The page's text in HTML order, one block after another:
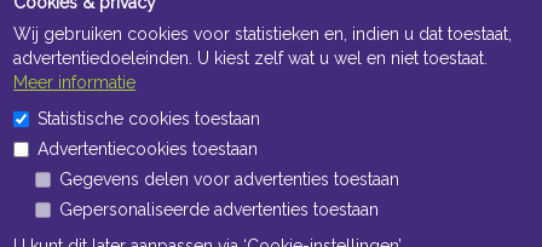
Openingstijden Kantoor
Openingstijden Magazijn
Wij gebruiken cookies voor statistieken en, indien u dat toestaat,
advertentiedoeleinden. U kiest zelf wat u wel en niet toestaat.
Meer informatie
Statistische cookies toestaan
Advertentiecookies toestaan
Gegevens delen voor advertenties toestaan
Gepersonaliseerde advertenties toestaan